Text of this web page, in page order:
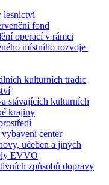
lesnictví
fond
operací v rámci
místního rozvoje
kulturních tradic
stávajících kulturních
krajiny
center
učeben a jiných
EVVO
způsobů dopravy